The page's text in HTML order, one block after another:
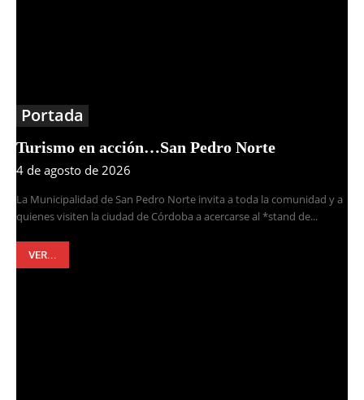
Portada
Turismo en acción…San Pedro Norte
4 de agosto de 2026
La Municipalidad de San Pedro Norte invita a toda la comunidad y a
quienes visiten la ciudad de Córdoba a acercarse al *stand de...
VER...